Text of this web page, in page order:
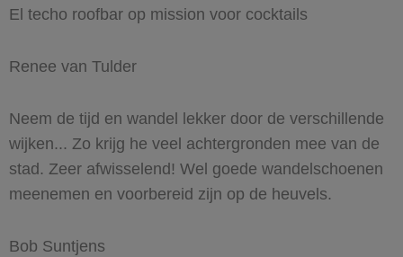
El techo roofbar op mission voor cocktails
Renee van Tulder
Neem de tijd en wandel lekker door de verschillende
wijken... Zo krijg he veel achtergronden mee van de
stad. Zeer afwisselend! Wel goede wandelschoenen
meenemen en voorbereid zijn op de heuvels.
Bob Suntjens